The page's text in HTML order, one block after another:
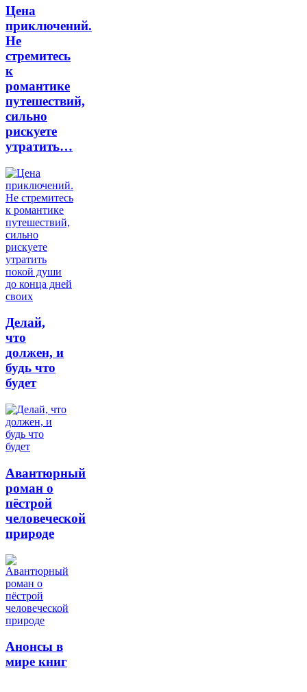
Цена
приключений.
Не
стремитесь
к
романтике
путешествий,
сильно
рискуете
утратить…
Делай,
что
должен, и
будь что
будет
Авантюрный
роман о
пёстрой
человеческой
природе
Анонсы в
мире книг